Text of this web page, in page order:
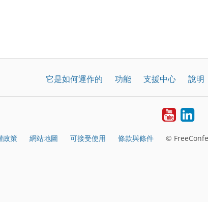
它是如何運作的 功能 支援中心 說明
YouTube
政策 網站地圖 可接受使用 條款與條件 ©